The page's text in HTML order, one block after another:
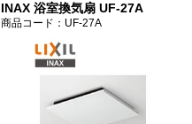
INAX 浴室換気扇 UF-27A
商品コード ：UF-27A